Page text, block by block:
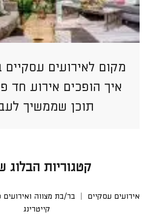
מקום לאירועים עסקיים
איך הופכים אירוע חד
תוכן שממשיך
קטגוריות הבלוג
אירועים עסקיים בר/בת מצווה ואירועים
קייטרינג